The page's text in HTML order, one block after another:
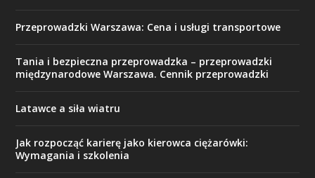
Przeprowadzki Warszawa: Cena i usługi transportowe
Tania i bezpieczna przeprowadzka – przeprowadzki
międzynarodowe Warszawa. Cennik przeprowadzki
Latawce a siła wiatru
Jak rozpocząć karierę jako kierowca ciężarówki:
Wymagania i szkolenia